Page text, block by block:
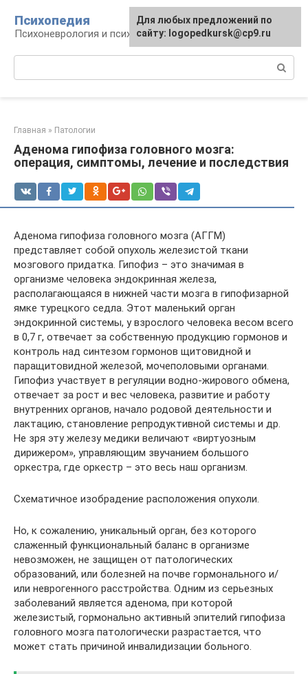
контенту
Психопедия
Психоневрология и психиатрия
Главная » Патологии
Аденома гипофиза головного мозга:
операция, симптомы, лечение и последствия
Аденома гипофиза головного мозга (АГГМ)
представляет собой опухоль железистой ткани
мозгового придатка. Гипофиз – это значимая в
организме человека эндокринная железа,
располагающаяся в нижней части мозга в гипофизарной
ямке турецкого седла. Этот маленький орган
эндокринной системы, у взрослого человека весом всего
в 0,7 г, отвечает за собственную продукцию гормонов и
контроль над синтезом гормонов щитовидной и
паращитовидной железой, мочеполовыми органами.
Гипофиз участвует в регуляции водно-жирового обмена,
отвечает за рост и вес человека, развитие и работу
внутренних органов, начало родовой деятельности и
лактацию, становление репродуктивной системы и др.
Не зря эту железу медики величают «виртуозным
дирижером», управляющим звучанием большого
оркестра, где оркестр – это весь наш организм.
Схематичное изобрадение расположения опухоли.
Но, к сожалению, уникальный орган, без которого
слаженный функциональный баланс в организме
невозможен, не защищен от патологических
образований, или болезней на почве гормонального и/
или неврогенного расстройства. Одним из серьезных
заболеваний является аденома, при которой
железистый, гормонально активный эпителий гипофиза
головного мозга патологически разрастается, что
может стать причиной инвалидизации больного.
Для любых предложений по
сайту: logopedkursk@cp9.ru